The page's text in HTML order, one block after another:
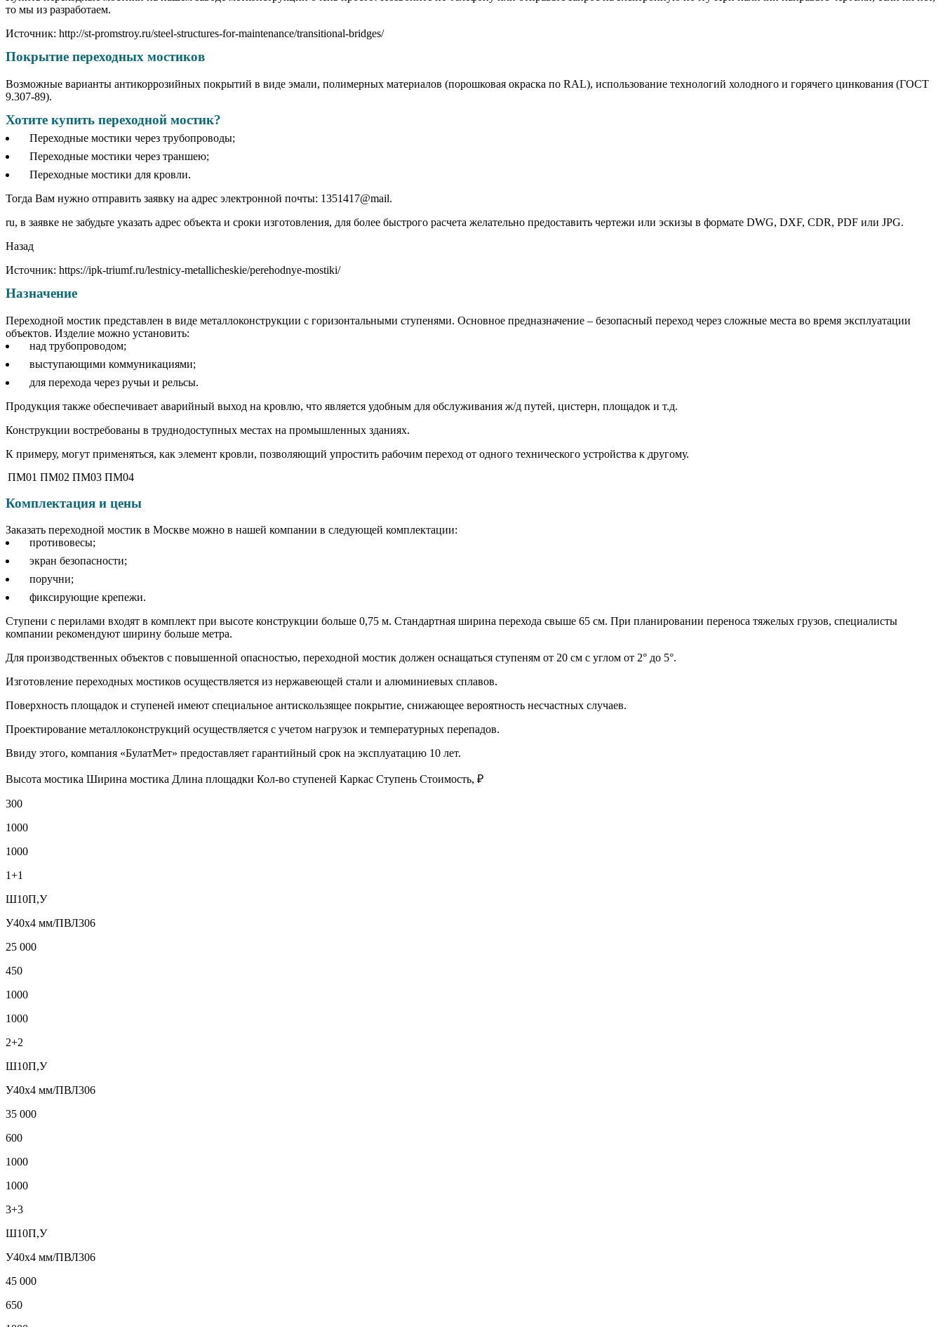
то мы из разработаем.
Источник: http://st-promstroy.ru/steel-structures-for-maintenance/transitional-bridges/
Покрытие переходных мостиков
Возможные варианты антикоррозийных покрытий в виде эмали, полимерных материалов (порошковая окраска по RAL), использование технологий холодного и горячего цинкования (ГОСТ
9.307-89).
Хотите купить переходной мостик?
Переходные мостики через трубопроводы;
Переходные мостики через траншею;
Переходные мостики для кровли.
Тогда Вам нужно отправить заявку на адрес электронной почты: 1351417@mail.
ru, в заявке не забудьте указать адрес объекта и сроки изготовления, для более быстрого расчета желательно предоставить чертежи или эскизы в формате DWG, DXF, CDR, PDF или JPG.
Назад
Источник: https://ipk-triumf.ru/lestnicy-metallicheskie/perehodnye-mostiki/
Назначение
Переходной мостик представлен в виде металлоконструкции с горизонтальными ступенями. Основное предназначение – безопасный переход через сложные места во время эксплуатации
объектов. Изделие можно установить:
над трубопроводом;
выступающими коммуникациями;
для перехода через ручьи и рельсы.
Продукция также обеспечивает аварийный выход на кровлю, что является удобным для обслуживания ж/д путей, цистерн, площадок и т.д.
Конструкции востребованы в труднодоступных местах на промышленных зданиях.
К примеру, могут применяться, как элемент кровли, позволяющий упростить рабочим переход от одного технического устройства к другому.
ПМ01 ПМ02 ПМ03 ПМ04
Комплектация и цены
Заказать переходной мостик в Москве можно в нашей компании в следующей комплектации:
противовесы;
экран безопасности;
поручни;
фиксирующие крепежи.
Ступени с перилами входят в комплект при высоте конструкции больше 0,75 м. Стандартная ширина перехода свыше 65 см. При планировании переноса тяжелых грузов, специалисты
компании рекомендуют ширину больше метра.
Для производственных объектов с повышенной опасностью, переходной мостик должен оснащаться ступеням от 20 см с углом от 2° до 5°.
Изготовление переходных мостиков осуществляется из нержавеющей стали и алюминиевых сплавов.
Поверхность площадок и ступеней имеют специальное антискользящее покрытие, снижающее вероятность несчастных случаев.
Проектирование металлоконструкций осуществляется с учетом нагрузок и температурных перепадов.
Ввиду этого, компания «БулатМет» предоставляет гарантийный срок на эксплуатацию 10 лет.
Высота мостика Ширина мостика Длина площадки Кол-во ступеней Каркас Ступень Стоимость, ₽
300
1000
1000
1+1
Ш10П,У
У40х4 мм/ПВЛ306
25 000
450
1000
1000
2+2
Ш10П,У
У40х4 мм/ПВЛ306
35 000
600
1000
1000
3+3
Ш10П,У
У40х4 мм/ПВЛ306
45 000
650